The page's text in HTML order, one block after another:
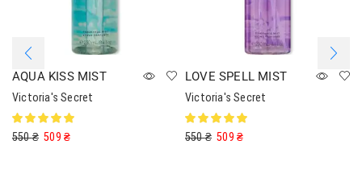
AQUA KISS MIST
Victoria's Secret
550₴ 509₴
LOVE SPELL MIST
Victoria's Secret
550₴ 509₴